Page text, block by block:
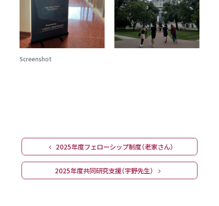
Screenshot
2025年度フェローシップ制度（老家さん）
2025年度共同研究支援（宇野先生）